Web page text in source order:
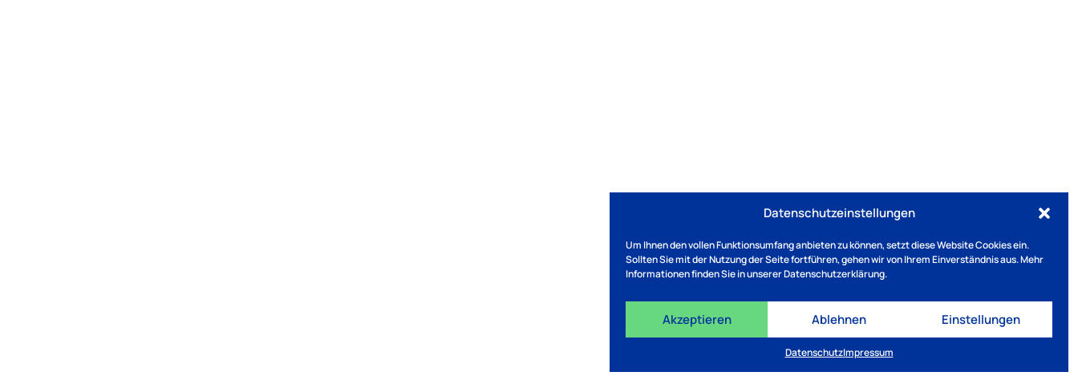
Datenschutzeinstellungen
Um Ihnen den vollen Funktionsumfang anbieten zu können, setzt diese Website Cookies ein.
Sollten Sie mit der Nutzung der Seite fortführen, gehen wir von Ihrem Einverständnis aus. Mehr
Informationen finden Sie in unserer Datenschutzerklärung.
Akzeptieren Ablehnen Einstellungen
DatenschutzImpressum